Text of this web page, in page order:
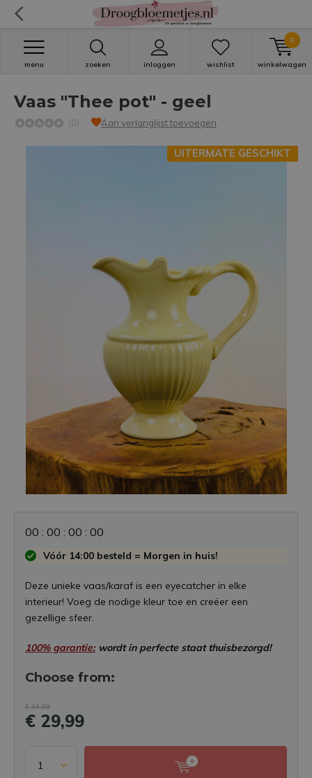
zoeken inloggen
menu wishlist winkelwagen
0
Vaas "Thee pot" - geel
(0) Aan verlanglijst toevoegen
UITERMATE GESCHIKT
00 : 00 : 00 : 00
Vóór 14:00 besteld = Morgen in huis!
Deze unieke vaas/karaf is een eyecatcher in elke
interieur! Voeg de nodige kleur toe en creëer een
gezellige sfeer.
100% garantie:wordt in perfecte staat thuisbezorgd!
Choose from:
€ 34,99
€ 29,99